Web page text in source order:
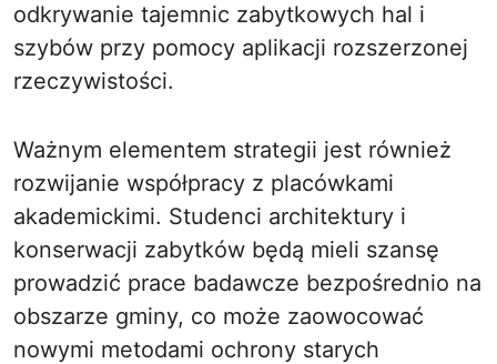
odkrywanie tajemnic zabytkowych hal i
szybów przy pomocy aplikacji rozszerzonej
rzeczywistości.
Ważnym elementem strategii jest również
rozwijanie współpracy z placówkami
akademickimi. Studenci architektury i
konserwacji zabytków będą mieli szansę
prowadzić prace badawcze bezpośrednio na
obszarze gminy, co może zaowocować
nowymi metodami ochrony starych